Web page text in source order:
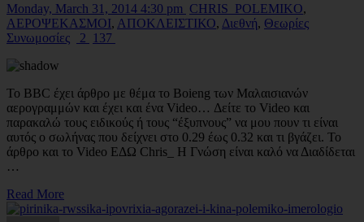
Monday, March 31, 2014 4:30 pm CHRIS_POLEMIKO,
ΑΕΡΟΨΕΚΑΣΜΟΙ, ΑΠΟΚΛΕΙΣΤΙΚΟ, Διεθνή, Θεωρίες
Συνωμοσίες
2 137
To BBC έχει άρθρο με θέμα το Boieng των Μαλαισιανών
αερογραμμών και έχει και ένα Video… Δείτε το Video και
παρακαλώ τους ειδικούς ή τους “έξυπνους” να μου πουν τι είναι
αυτός ο σωλήνας που δείχνει στο 0.29 έως 0.32 και τι βγάζει. Το
άρθρο και το Video ΕΔΩ Chris_ Η Γνώση είναι καλό να Διαδίδεται
…
Read More